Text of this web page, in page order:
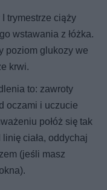
trymestrze ciąży
wstawania z łóżka.
poziom glukozy we
krwi.
to: zawroty
oczami i uczucie
połóż się tak
ciała, oddychaj
(jeśli masz